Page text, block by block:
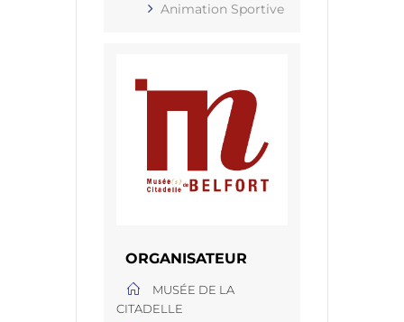
Animation Sportive
ORGANISATEUR
MUSÉE DE LA
CITADELLE